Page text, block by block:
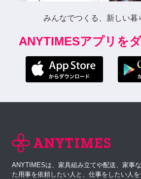
みんなでつくる、新しい暮
ANYTIMESアプリを
ANYTIMESは、家具組み立てや配送、家事
た用事を依頼したい人と、仕事をしたい人を